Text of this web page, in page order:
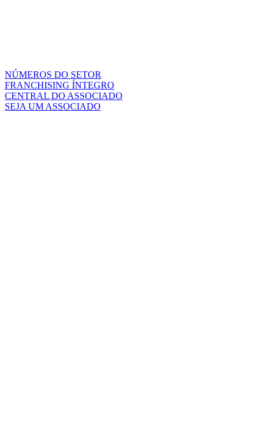
NÚMEROS DO SETOR
FRANCHISING ÍNTEGRO
CENTRAL DO ASSOCIADO
SEJA UM ASSOCIADO